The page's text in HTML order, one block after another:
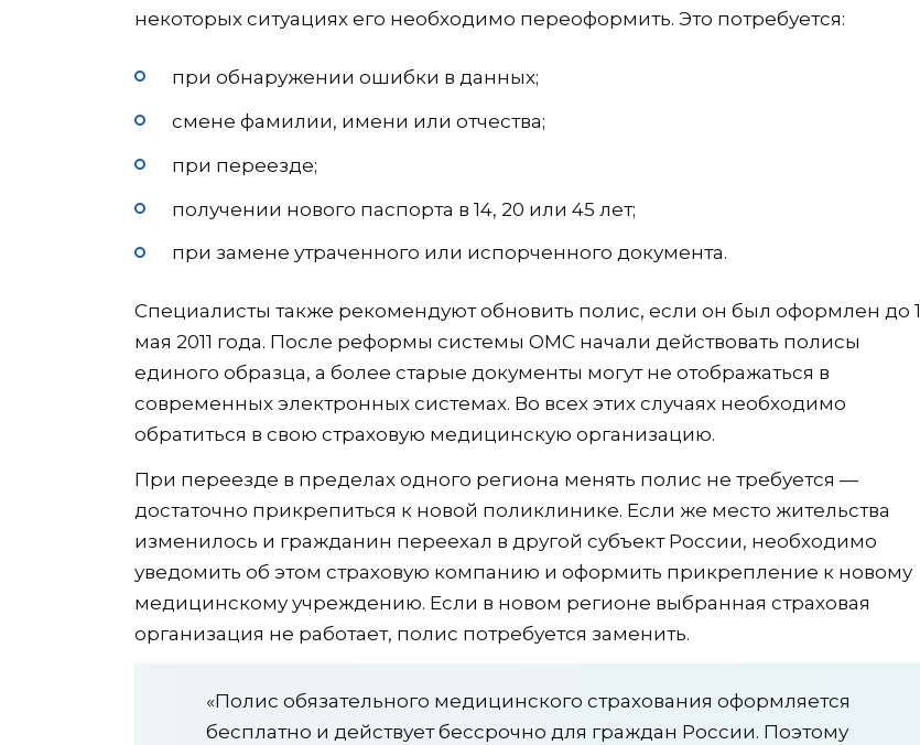
некоторых ситуациях его необходимо переоформить. Это потребуется:
при обнаружении ошибки в данных;
смене фамилии, имени или отчества;
при переезде;
получении нового паспорта в 14, 20 или 45 лет;
при замене утраченного или испорченного документа.
Специалисты также рекомендуют обновить полис, если он был оформлен до 1
мая 2011 года. После реформы системы ОМС начали действовать полисы
единого образца, а более старые документы могут не отображаться в
современных электронных системах. Во всех этих случаях необходимо
обратиться в свою страховую медицинскую организацию.
При переезде в пределах одного региона менять полис не требуется —
достаточно прикрепиться к новой поликлинике. Если же место жительства
изменилось и гражданин переехал в другой субъект России, необходимо
уведомить об этом страховую компанию и оформить прикрепление к новому
медицинскому учреждению. Если в новом регионе выбранная страховая
организация не работает, полис потребуется заменить.
«Полис обязательного медицинского страхования оформляется
бесплатно и действует бессрочно для граждан России. Поэтому